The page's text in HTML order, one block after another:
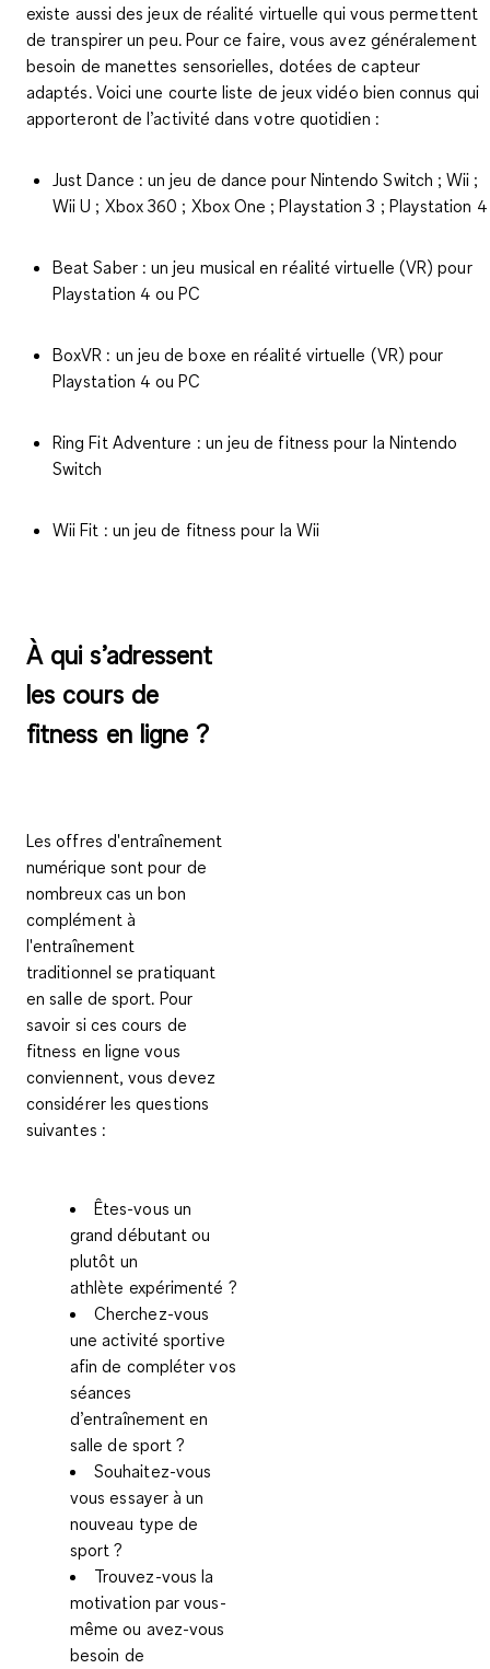
existe aussides jeux de réalité virtuelle qui vous permettent
de transpirer un peu. Pour ce faire, vous avez généralement
besoin de manettes sensorielles, dotées de capteur
adaptés. Voici une courte liste de jeux vidéo bien connus qui
apporteront de l’activité dans votre quotidien :
Just Dance : un jeu de dance pour Nintendo Switch ; Wii ;
Wii U ; Xbox 360 ; Xbox One ; Playstation 3 ; Playstation 4
Beat Saber : un jeu musical en réalité virtuelle (VR) pour
Playstation 4 ou PC
BoxVR : un jeu de boxe en réalité virtuelle (VR) pour
Playstation 4 ou PC
Ring Fit Adventure : un jeu de fitness pour la Nintendo
Switch
Wii Fit : un jeu de fitness pour la Wii
À qui s’adressent
les cours de
fitness en ligne ?
Les offres d'entraînement
numérique sont pour de
nombreux cas unbon
complément à
l'entraînement
traditionnel se pratiquant
en salle de sport. Pour
savoir si ces cours de
fitness en ligne vous
conviennent, vous devez
considérer les questions
suivantes :
Êtes-vous un
grand débutant ou
plutôt un
athlète expérimenté ?
Cherchez-vous
une activité sportive
afin de compléter vos
séances
d’entraînement en
salle de sport ?
Souhaitez-vous
vous essayer à un
nouveau type de
sport ?
Trouvez-vous la
motivation par vous-
même ou avez-vous
besoin de